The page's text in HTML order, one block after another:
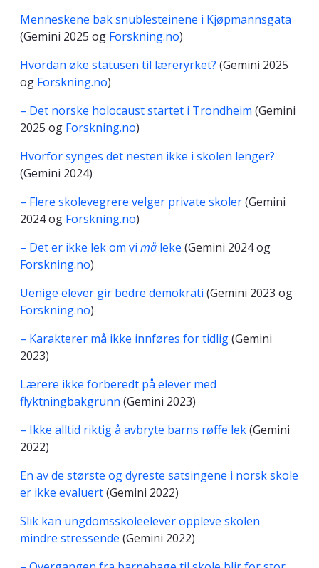
Menneskene bak snublesteinene i Kjøpmannsgata
(Gemini 2025 og Forskning.no)
Hvordan øke statusen til læreryrket? (Gemini 2025
og Forskning.no)
– Det norske holocaust startet i Trondheim (Gemini
2025 og Forskning.no)
Hvorfor synges det nesten ikke i skolen lenger?
(Gemini 2024)
– Flere skolevegrere velger private skoler(Gemini
2024 og Forskning.no)
– Det er ikke lek om vi må leke (Gemini 2024 og
Forskning.no)
Uenige elever gir bedre demokrati (Gemini 2023 og
Forskning.no)
– Karakterer må ikke innføres for tidlig(Gemini
2023)
Lærere ikke forberedt på elever med
flyktningbakgrunn (Gemini 2023)
– Ikke alltid riktig å avbryte barns røffe lek(Gemini
2022)
En av de største og dyreste satsingene i norsk skole
er ikke evaluert(Gemini 2022)
Slik kan ungdomsskoleelever oppleve skolen
mindre stressende (Gemini 2022)